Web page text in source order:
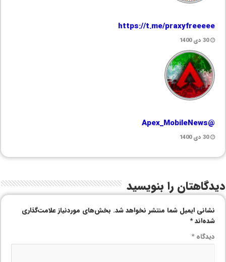
https://t.me/praxyfreeeee
30 دی 1400
@Apex_MobileNews
30 دی 1400
دیدگاهتان را بنویسید
نشانی ایمیل شما منتشر نخواهد شد. بخش‌های موردنیاز علامت‌گذاری
شده‌اند*
دیدگاه*